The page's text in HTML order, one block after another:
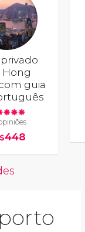
Hong
guia
448